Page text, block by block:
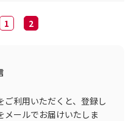
1 2
利用いただくと、登録し
メールでお届けいたしま